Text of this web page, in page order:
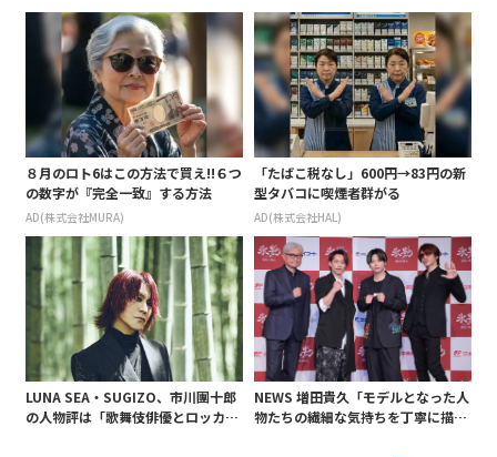
ブル主演 初日終えコメント
８月のロト6はこの方法で買え!!６つ
の数字が『完全一致』する方法
AD(株式会社MURA)
「たばこ税なし」600円→83円の新
型タバコに喫煙者群がる
AD(株式会社HAL)
LUNA SEA・SUGIZO、市川團十郎
の人物評は「歌舞伎俳優とロッカー
NEWS 増田貴久「モデルとなった人
物たちの繊細な気持ちを丁寧に描い